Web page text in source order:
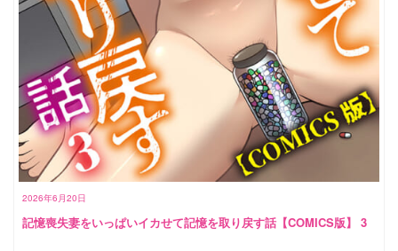
2026年6月20日
記憶喪失妻をいっぱいイカせて記憶を取り戻す話【COMICS版】 3